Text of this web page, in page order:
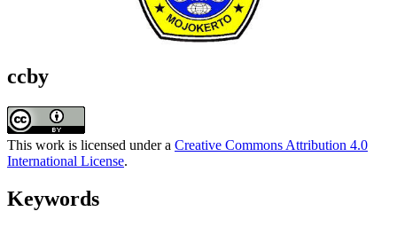
ccby
This work is licensed under a Creative Commons Attribution 4.0
International License.
Keywords